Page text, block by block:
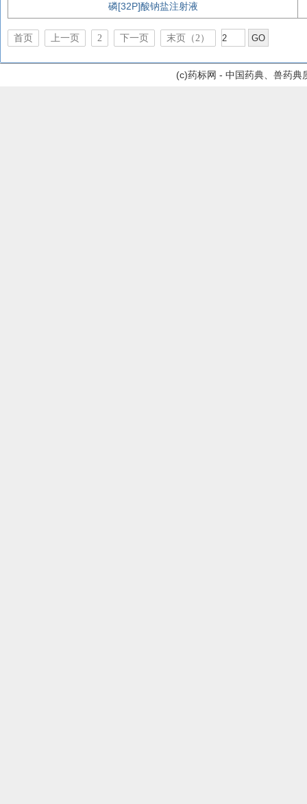
磷[32P]酸钠盐注射液
首页 上一页 2 下一页 末页（2）
(c)药标网 - 中国药典、兽药典